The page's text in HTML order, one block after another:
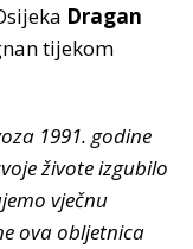
Dragan
tijekom
1991. godine
živote izgubilo
vječnu
ova obljetnica